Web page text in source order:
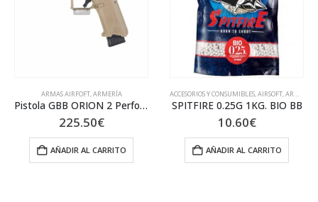
ACCESORIOS Y CONSUMIBLES,AIRSOFT
SPITFIRE 0.25G 1KG. BIO BB
10.60€
AÑADIR AL CARRITO
AIRSOFT,ARMAS AIRFOFT
Airsoft GBB J.WORKS KP-18 GAS KJ032G
139.80
AÑADIR AL CARRITO